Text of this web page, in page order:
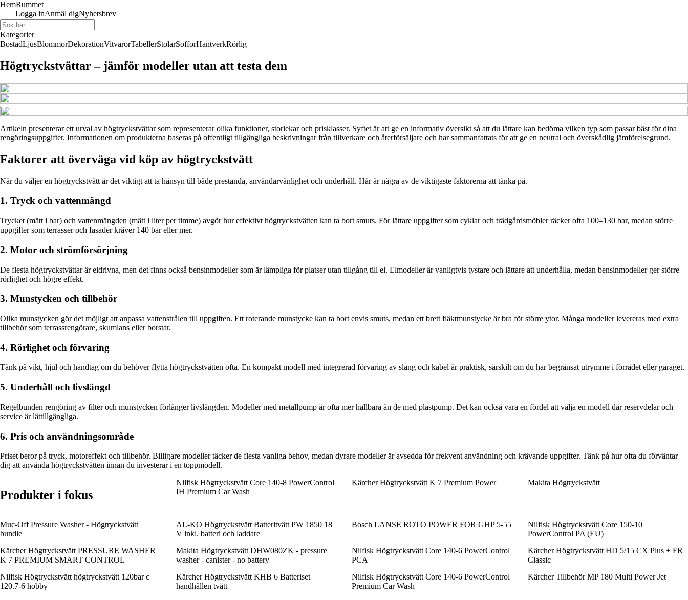
HemRummet
Logga inAnmäl digNyhetsbrev
Kategorier
BostadLjusBlommorDekorationVitvarorTabellerStolarSofforHantverkRörlig
Högtryckstvättar – jämför modeller utan att testa dem
Artikeln presenterar ett urval av högtryckstvättar som representerar olika funktioner, storlekar och prisklasser. Syftet är att ge en informativ översikt så att du lättare kan bedöma vilken typ som passar bäst för dina
rengöringsuppgifter. Informationen om produkterna baseras på offentligt tillgängliga beskrivningar från tillverkare och återförsäljare och har sammanfattats för att ge en neutral och överskådlig jämförelsegrund.
Faktorer att överväga vid köp av högtryckstvätt
När du väljer en högtryckstvätt är det viktigt att ta hänsyn till både prestanda, användarvänlighet och underhåll. Här är några av de viktigaste faktorerna att tänka på.
1. Tryck och vattenmängd
Trycket (mätt i bar) och vattenmängden (mätt i liter per timme) avgör hur effektivt högtryckstvätten kan ta bort smuts. För lättare uppgifter som cyklar och trädgårdsmöbler räcker ofta 100–130 bar, medan större
uppgifter som terrasser och fasader kräver 140 bar eller mer.
2. Motor och strömförsörjning
De flesta högtryckstvättar är eldrivna, men det finns också bensinmodeller som är lämpliga för platser utan tillgång till el. Elmodeller är vanligtvis tystare och lättare att underhålla, medan bensinmodeller ger större
rörlighet och högre effekt.
3. Munstycken och tillbehör
Olika munstycken gör det möjligt att anpassa vattenstrålen till uppgiften. Ett roterande munstycke kan ta bort envis smuts, medan ett brett fläktmunstycke är bra för större ytor. Många modeller levereras med extra
tillbehör som terrassrengörare, skumlans eller borstar.
4. Rörlighet och förvaring
Tänk på vikt, hjul och handtag om du behöver flytta högtryckstvätten ofta. En kompakt modell med integrerad förvaring av slang och kabel är praktisk, särskilt om du har begränsat utrymme i förrådet eller garaget.
5. Underhåll och livslängd
Regelbunden rengöring av filter och munstycken förlänger livslängden. Modeller med metallpump är ofta mer hållbara än de med plastpump. Det kan också vara en fördel att välja en modell där reservdelar och
service är lättillgängliga.
6. Pris och användningsområde
Priset beror på tryck, motoreffekt och tillbehör. Billigare modeller täcker de flesta vanliga behov, medan dyrare modeller är avsedda för frekvent användning och krävande uppgifter. Tänk på hur ofta du förväntar
dig att använda högtryckstvätten innan du investerar i en toppmodell.
Produkter i fokus
Nilfisk Högtryckstvätt Core 140-8 PowerControl
IH Premium Car Wash
Kärcher Högtryckstvätt K 7 Premium Power Makita Högtryckstvätt
Muc-Off Pressure Washer - Högtryckstvätt
bundle
AL-KO Högtryckstvätt Batteritvätt PW 1850 18
V inkl. batteri och laddare
Bosch LANSE ROTO POWER FOR GHP 5-55
Nilfisk Högtryckstvätt Core 150-10
PowerControl PA (EU)
Kärcher Högtryckstvätt PRESSURE WASHER
K 7 PREMIUM SMART CONTROL
Makita Högtryckstvätt DHW080ZK - pressure
washer - canister - no battery
Nilfisk Högtryckstvätt Core 140-6 PowerControl
PCA
Kärcher Högtryckstvätt HD 5/15 CX Plus + FR
Classic
Nilfisk Högtryckstvätt högtryckstvätt 120bar c
120.7-6 hobby
Kärcher Högtryckstvätt KHB 6 Batteriset
handhållen tvätt
Nilfisk Högtryckstvätt Core 140-6 PowerControl
Premium Car Wash
Kärcher Tillbehör MP 180 Multi Power Jet